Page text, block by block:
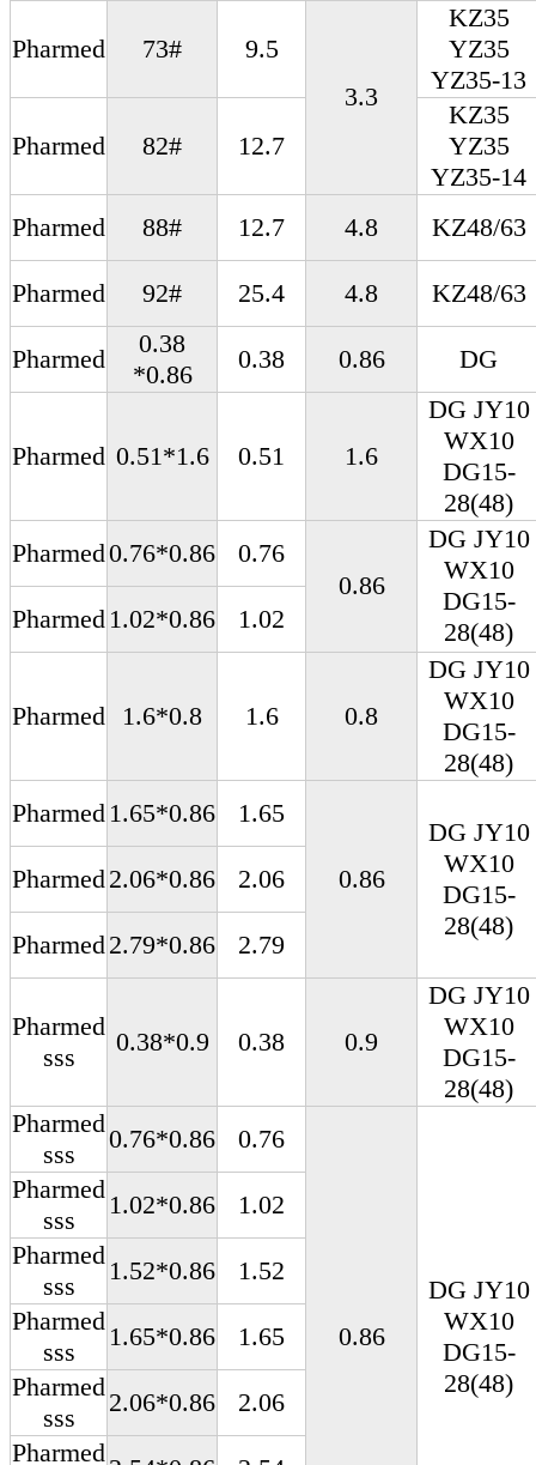
Pharmed 73#
9.5
3.3
KZ35
YZ35
YZ35-13
Pharmed 82# 12.7
KZ35
YZ35
YZ35-14
Pharmed
88# 12.7 4.8 KZ48/63
Pharmed 92# 25.4 4.8 KZ48/63
Pharmed
0.38
*0.86
0.38 0.86 DG
Pharmed 0.51*1.6 0.51 1.6
DG JY10
WX10
DG15-
28(48)
Pharmed0.76*0.86
0.76
0.86
DG JY10
WX10
DG15-
28(48)
Pharmed 1.02*0.86 1.02
Pharmed 1.6*0.8 1.6 0.8
DG JY10
WX10
DG15-
28(48)
Pharmed 1.65*0.86 1.65
0.86
DG JY10
WX10
DG15-
28(48)
Pharmed2.06*0.86 2.06
Pharmed2.79*0.86 2.79
Pharmed
sss
0.38*0.9 0.38 0.9
DG JY10
WX10
DG15-
28(48)
Pharmed
sss
0.76*0.86 0.76
0.86
DG JY10
WX10
DG15-
28(48)
Pharmed
sss
1.02*0.86
1.02
Pharmed
sss
1.52*0.86
1.52
Pharmed
sss
1.65*0.86
1.65
Pharmed
sss
2.06*0.86
2.06
Pharmed